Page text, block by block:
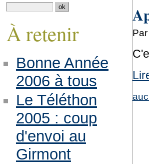
À retenir
Bonne Année
2006 à tous
Le Téléthon
2005 : coup
d'envoi au
Girmont